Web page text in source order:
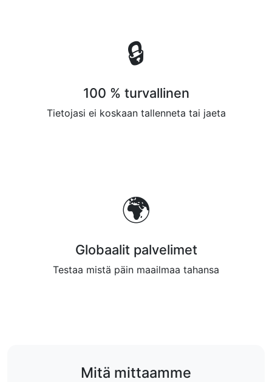
🔒
100 % turvallinen
Tietojasi ei koskaan tallenneta tai jaeta
🌍
Globaalit palvelimet
Testaa mistä päin maailmaa tahansa
Mitä mittaamme